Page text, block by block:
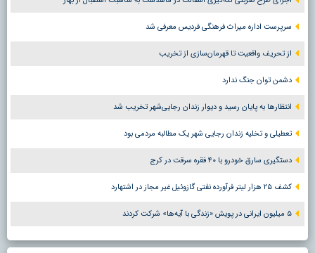
سرپرست اداره میراث فرهنگی فردیس معرفی شد
از تحریف واقعیت تا قهرمان‌سازی از تخریب
دشمن توان جنگ ندارد
انتظارها به پایان رسید و دیوار زندان رجایی‌شهر تخریب شد
تعطیلی و تخلیه زندان رجایی شهر یک مطالبه مردمی بود
دستگیری سارق خودرو با ۴۰ فقره سرقت در کرج
کشف ۲۵ هزار لیتر فرآورده نفتی گازوئیل غیر مجاز در اشتهارد
۵ میلیون ایرانی در پویش «زندگی با آیه‌ها» شرکت کردند